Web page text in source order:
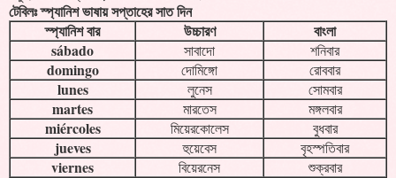
টেবিলঃ স্প্যানিশ ভাষায় সপ্তাহের সাত দিন
স্প্যানিশ বার
উচ্চারণ
বাংলা
sábado
সাবাদো শনিবার
domingo দোমিঙ্গো রোববার
lunes লুনেস সোমবার
martes মারতেস মঙ্গলবার
miércoles মিয়েরকোলেস বুধবার
jueves হুয়েবেস বৃহস্পতিবার
viernes বিয়েরনেস শুক্রবার